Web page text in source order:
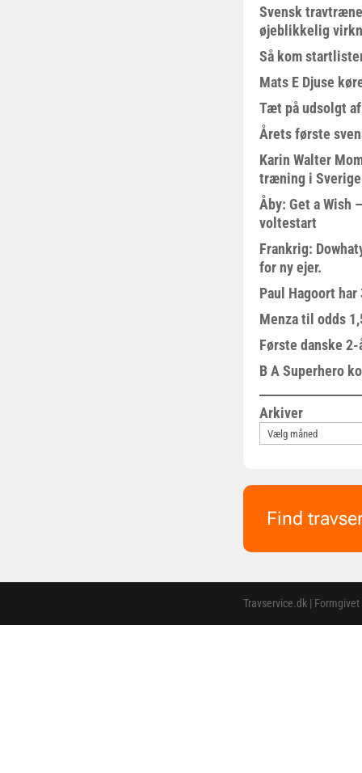
Svensk
øjeblikkelig
Så kom
Mats E Djuse
Tæt på udsolgt
Årets første
Karin Walter
træning i Sverige
Åby: Get a Wish
voltestart
Frankrig:
for ny ejer.
Paul Hagoort
Menza til odds
Første danske
B A Superhero
Arkiver
Find
Travservice.dk |